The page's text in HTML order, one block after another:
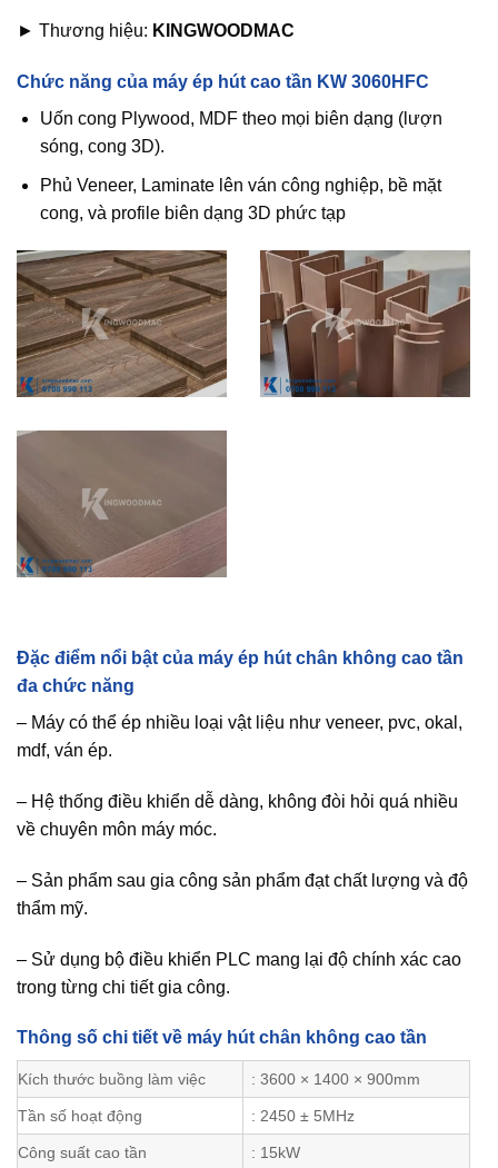
► Thương hiệu: KINGWOODMAC
Chức năng của máy ép hút cao tần KW 3060HFC
Uốn cong Plywood, MDF theo mọi biên dạng (lượn
sóng, cong 3D).
Phủ Veneer, Laminate lên ván công nghiệp, bề mặt
cong, và profile biên dạng 3D phức tạp
Đặc điểm nổi bật của máy ép hút chân không cao tần
đa chức năng
– Máy có thể ép nhiều loại vật liệu như veneer, pvc, okal,
mdf, ván ép.
– Hệ thống điều khiển dễ dàng, không đòi hỏi quá nhiều
về chuyên môn máy móc.
– Sản phẩm sau gia công sản phẩm đạt chất lượng và độ
thẩm mỹ.
– Sử dụng bộ điều khiển PLC mang lại độ chính xác cao
trong từng chi tiết gia công.
Thông số chi tiết về máy hút chân không cao tần
Kích thước buồng làm việc : 3600 × 1400 × 900mm
Tần số hoạt động : 2450 ± 5MHz
Công suất cao tần : 15kW